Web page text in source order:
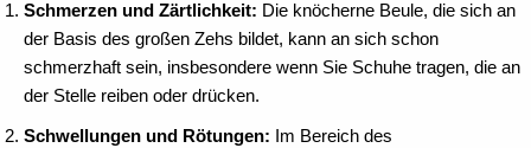
Schmerzen und Zärtlichkeit: Die knöcherne Beule, die sich an
der Basis des großen Zehs bildet, kann an sich schon
schmerzhaft sein, insbesondere wenn Sie Schuhe tragen, die an
der Stelle reiben oder drücken.
Schwellungen und Rötungen: Im Bereich des